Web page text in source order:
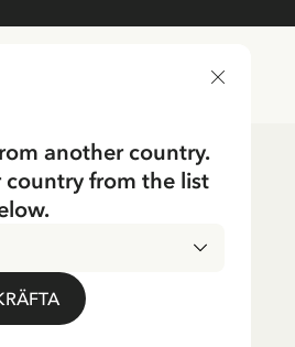
Hoodies
-
another country.
country from the list